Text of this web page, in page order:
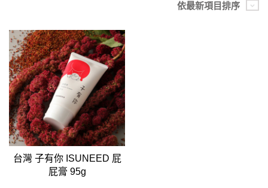
依最新項目排序
台灣 子有你 ISUNEED 屁
屁膏 95g